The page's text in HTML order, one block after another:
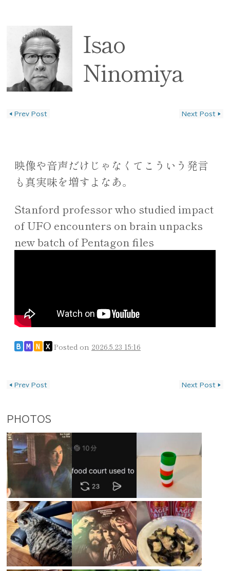
Isao
Ninomiya
◀ Prev Post Next Post ▶
映像や音声だけじゃなくてこういう発言
も真実味を増すよなあ。
Stanford professor who studied impact
of UFO encounters on brain unpacks
new batch of Pentagon files
B M N X Posted on 2026.5.23 15:16
◀ Prev Post Next Post ▶
PHOTOS